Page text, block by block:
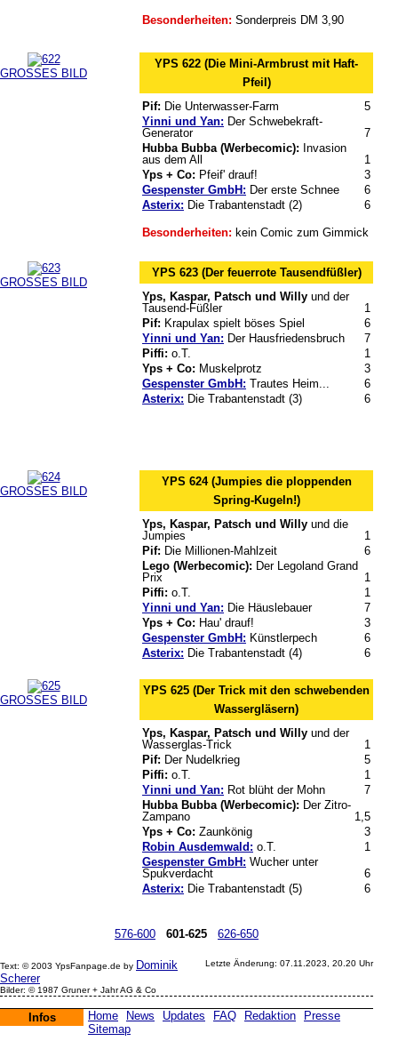
Besonderheiten: Sonderpreis DM 3,90
GROSSES BILD
YPS 622 (Die Mini-Armbrust mit Haft-
Pfeil)
Pif: Die Unterwasser-Farm
5
Yinni und Yan: Der Schwebekraft-
Generator
7
Hubba Bubba (Werbecomic): Invasion
aus dem All
1
Yps + Co: Pfeif' drauf!
3
Gespenster GmbH: Der erste Schnee
6
Asterix: Die Trabantenstadt (2) 6
Besonderheiten: kein Comic zum Gimmick
GROSSES BILD
YPS 623 (Der feuerrote Tausendfüßler)
Yps, Kaspar, Patsch und Willy und der
Tausend-Füßler
1
Pif: Krapulax spielt böses Spiel
6
Yinni und Yan: Der Hausfriedensbruch
7
Piffi: o.T.
1
Yps + Co: Muskelprotz
3
Gespenster GmbH: Trautes Heim...
6
Asterix: Die Trabantenstadt (3) 6
GROSSES BILD
YPS 624 (Jumpies die ploppenden
Spring-Kugeln!)
Yps, Kaspar, Patsch und Willy und die
Jumpies
1
Pif: Die Millionen-Mahlzeit
6
Lego (Werbecomic): Der Legoland Grand
Prix
1
Piffi: o.T.
1
Yinni und Yan: Die Häuslebauer
7
Yps + Co: Hau' drauf!
3
Gespenster GmbH: Künstlerpech
6
Asterix: Die Trabantenstadt (4) 6
GROSSES BILD
YPS 625 (Der Trick mit den schwebenden
Wassergläsern)
Yps, Kaspar, Patsch und Willy und der
Wasserglas-Trick
1
Pif: Der Nudelkrieg
5
Piffi: o.T.
1
Yinni und Yan: Rot blüht der Mohn
7
Hubba Bubba (Werbecomic): Der Zitro-
Zampano
1,5
Yps + Co: Zaunkönig
3
Robin Ausdemwald: o.T.
1
Gespenster GmbH: Wucher unter
Spukverdacht
6
Asterix: Die Trabantenstadt (5) 6
576-600 601-625 626-650
Letzte Änderung: 07.11.2023, 20.20 Uhr
Text: © 2003 YpsFanpage.de by Dominik
Scherer
Bilder: © 1987 Gruner + Jahr AG & Co
Infos Home News Updates FAQ Redaktion
Presse
Sitemap